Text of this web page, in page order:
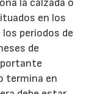
la calzada o
en los
periodos de
de
termina en